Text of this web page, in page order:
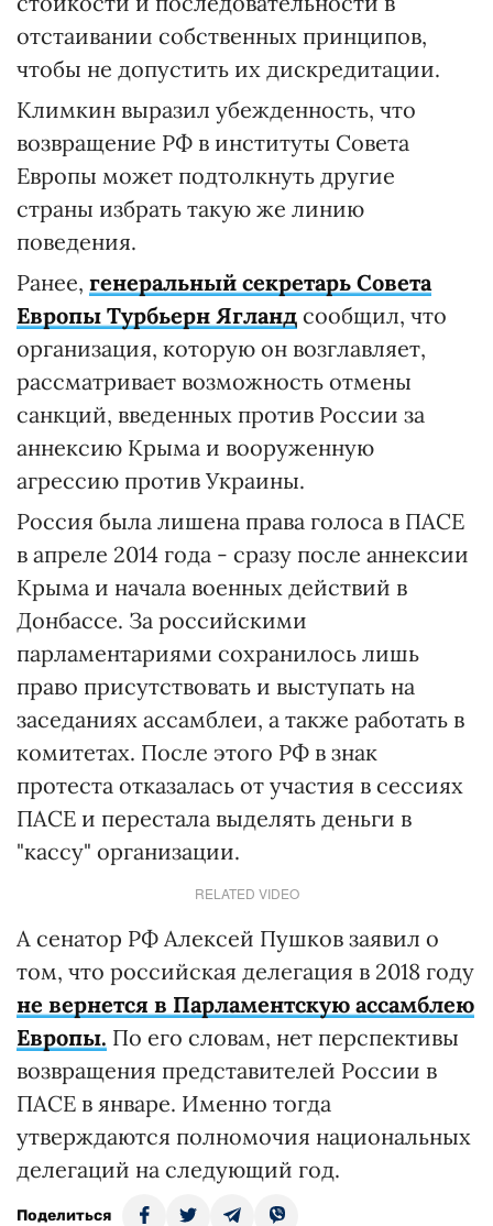
отстаивании собственных принципов,
чтобы не допустить их дискредитации.
Климкин выразил убежденность, что
возвращение РФ в институты Совета
Европы может подтолкнуть другие
страны избрать такую же линию
поведения.
Ранее, генеральный секретарь Совета
Европы Турбьерн Ягланд сообщил, что
организация, которую он возглавляет,
рассматривает возможность отмены
санкций, введенных против России за
аннексию Крыма и вооруженную
агрессию против Украины.
Россия была лишена права голоса в ПАСЕ
в апреле 2014 года - сразу после аннексии
Крыма и начала военных действий в
Донбассе. За российскими
парламентариями сохранилось лишь
право присутствовать и выступать на
заседаниях ассамблеи, а также работать в
комитетах. После этого РФ в знак
протеста отказалась от участия в сессиях
ПАСЕ и перестала выделять деньги в
"кассу" организации.
RELATED VIDEO
А сенатор РФ Алексей Пушков заявил о
том, что российская делегация в 2018 году
не вернется в Парламентскую ассамблею
Европы. По его словам, нет перспективы
возвращения представителей России в
ПАСЕ в январе. Именно тогда
утверждаются полномочия национальных
делегаций на следующий год.
Поделиться